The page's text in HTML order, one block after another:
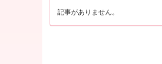
記事がありません。